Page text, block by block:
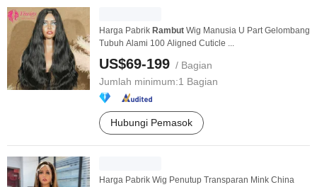
Harga Pabrik Rambut Wig Manusia U Part Gelombang
Tubuh Alami 100 Aligned Cuticle ...
US$69-199 / Bagian
Jumlah minimum:1 Bagian
Hubungi Pemasok
Harga Pabrik Wig Penutup Transparan Mink China